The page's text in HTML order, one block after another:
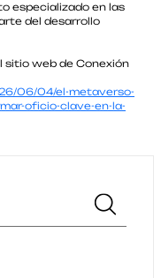
especializado en las
del desarrollo
sitio web de Conexión
06/04/el-metaverso-
oficio-clave-en-la-